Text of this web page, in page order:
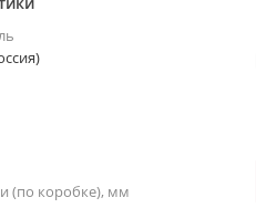
(по коробке), мм